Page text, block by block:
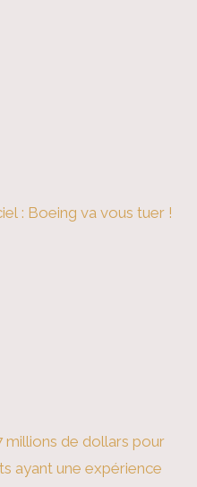
: Boeing va vous tuer !
de dollars pour
ayant une expérience